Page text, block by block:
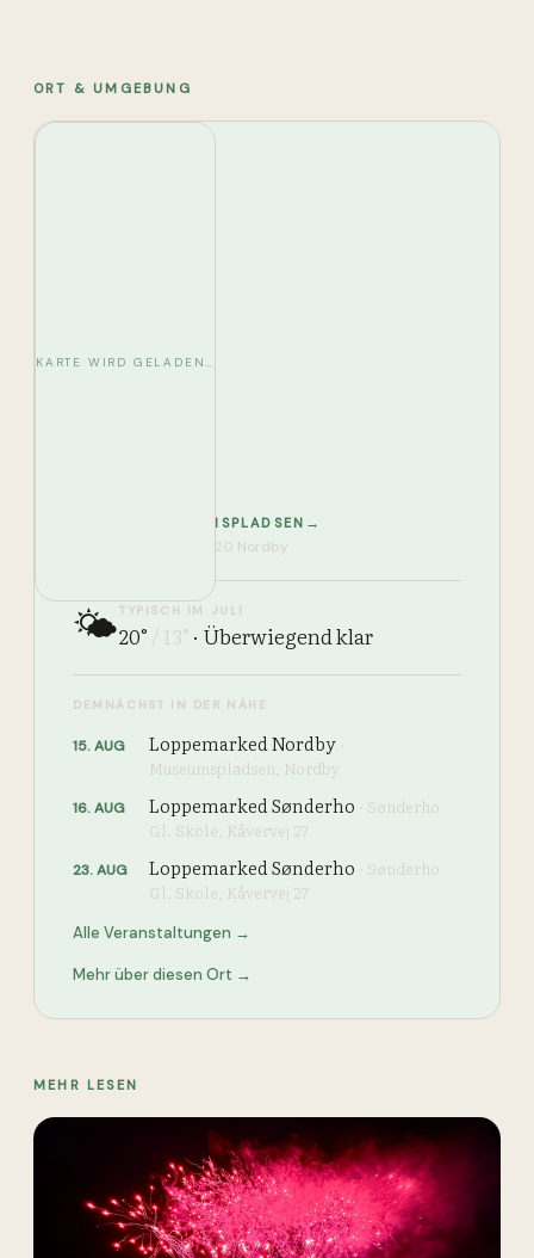
ORT & UMGEBUNG
KARTE WIRD GELADEN…
NORDBY MUSEUMSPLADSEN →
Museumspladsen, 6720 Nordby
🌤️TYPISCH IM JULI
20° / 13° · Überwiegend klar
DEMNÄCHST IN DER NÄHE
15.AUG Loppemarked Nordby ·
Museumspladsen, Nordby
16.AUG Loppemarked Sønderho · Sønderho
Gl. Skole, Kåvervej 27
23.AUG Loppemarked Sønderho · Sønderho
Gl. Skole, Kåvervej 27
Alle Veranstaltungen →
Mehr über diesen Ort →
MEHR LESEN